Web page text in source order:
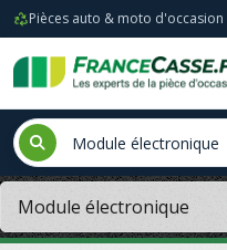
Pièces auto & moto d'occasion